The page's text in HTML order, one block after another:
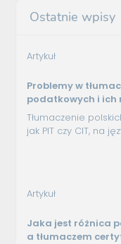
Ostatnie wpisy
Artykuł
Problemy w
podatkowych i ich
Tłumaczenie
jak PIT czy CIT, na
Artykuł
Jaka jest różnica
a tłumaczem